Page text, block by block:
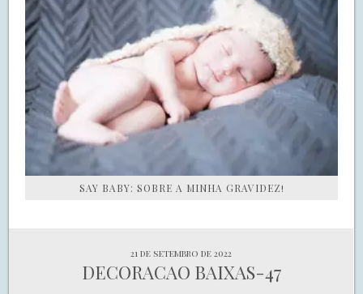
SAY BABY: SOBRE A MINHA GRAVIDEZ!
21 de setembro de 2022
DECORACAO BAIXAS-47